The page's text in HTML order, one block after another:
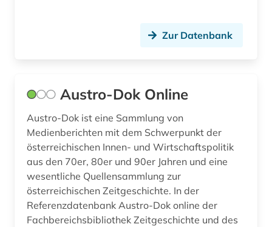
klassische studien (1)
koblenz (1)
kollektives gedächtnis (1)
kolonialismus (1)
Zur Datenbank
Austro-Dok Online
Austro-Dok ist eine Sammlung von
Medienberichten mit dem Schwerpunkt der
österreichischen Innen- und Wirtschaftspolitik
aus den 70er, 80er und 90er Jahren und eine
wesentliche Quellensammlung zur
österreichischen Zeitgeschichte. In der
Referenzdatenbank Austro-Dok online der
Fachbereichsbibliothek Zeitgeschichte und des